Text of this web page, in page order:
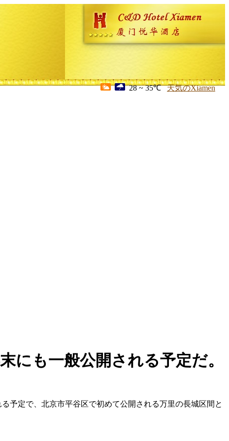
28 ~ 35℃ 天気のXiamen
にも一般公開される予定だ。
予定で、北京市平谷区で初めて公開される万里の長城区間と